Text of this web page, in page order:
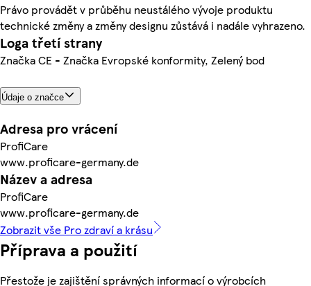
Právo provádět v průběhu neustálého vývoje produktu
technické změny a změny designu zůstává i nadále vyhrazeno.
Loga třetí strany
Značka CE - Značka Evropské konformity, Zelený bod
Údaje o značce
Adresa pro vrácení
ProfiCare
www.proficare-germany.de
Název a adresa
ProfiCare
www.proficare-germany.de
Zobrazit vše Pro zdraví a krásu
Příprava a použití
Přestože je zajištění správných informací o výrobcích